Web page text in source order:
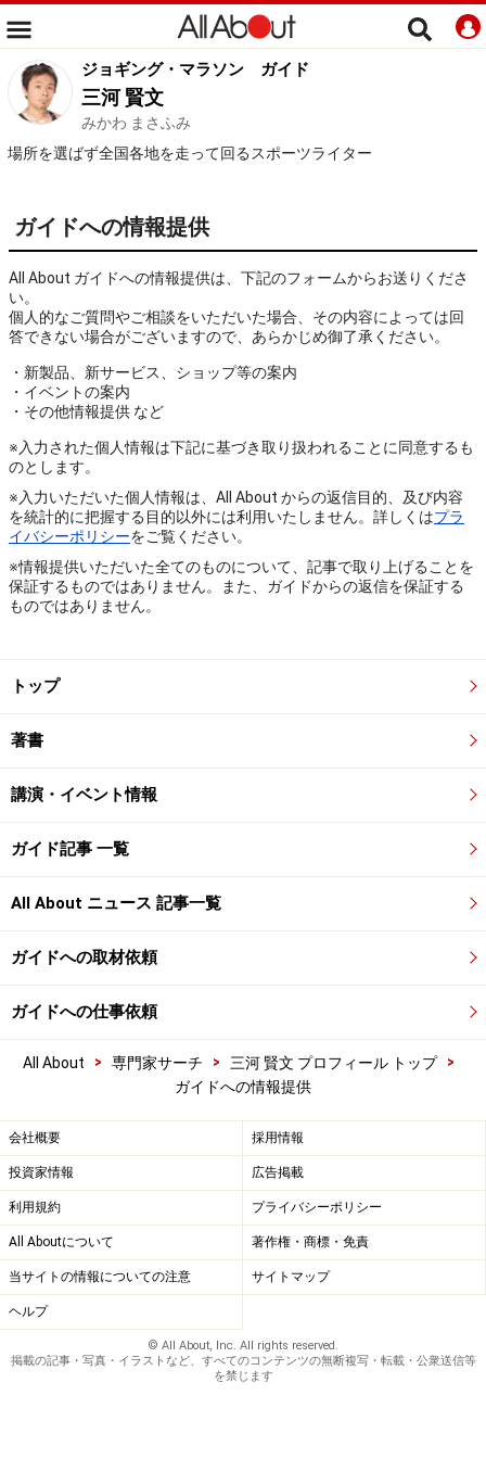
ジョギング・マラソン ガイド
三河 賢文
みかわ まさふみ
場所を選ばず全国各地を走って回るスポーツライター
ガイドへの情報提供
All About ガイドへの情報提供は、下記のフォームからお送りくださ
い。
個人的なご質問やご相談をいただいた場合、その内容によっては回
答できない場合がございますので、あらかじめ御了承ください。
・新製品、新サービス、ショップ等の案内
・イベントの案内
・その他情報提供 など
※入力された個人情報は下記に基づき取り扱われることに同意するも
のとします。
※入力いただいた個人情報は、All About からの返信目的、及び内容
を統計的に把握する目的以外には利用いたしません。詳しくはプラ
イバシーポリシーをご覧ください。
※情報提供いただいた全てのものについて、記事で取り上げることを
保証するものではありません。また、ガイドからの返信を保証する
ものではありません。
トップ
著書
講演・イベント情報
ガイド記事 一覧
All About ニュース 記事一覧
ガイドへの取材依頼
ガイドへの仕事依頼
All About > 専門家サーチ > 三河 賢文 プロフィール トップ
>
ガイドへの情報提供
会社概要 採用情報
投資家情報 広告掲載
利用規約 プライバシーポリシー
All Aboutについて 著作権・商標・免責
当サイトの情報についての注意 サイトマップ
ヘルプ
© All About, Inc. All rights reserved.
掲載の記事・写真・イラストなど、すべてのコンテンツの無断複写・転載・公衆送信等
を禁じます